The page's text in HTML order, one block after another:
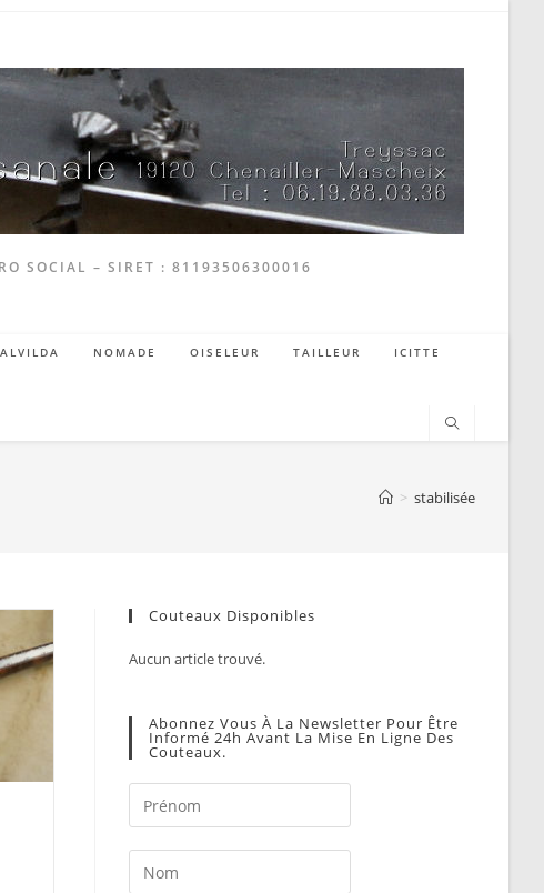
SOCIAL – SIRET : 81193506300016
ALVILDA NOMADE OISELEUR TAILLEUR ICITTE
> stabilisée
Couteaux Disponibles
Aucun article trouvé.
Abonnez Vous À La Newsletter Pour Être
Informé 24h Avant La Mise En Ligne Des
Couteaux.